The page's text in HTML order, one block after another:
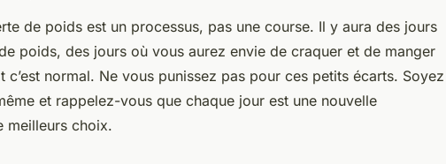
de poids est un processus, pas une course. Il y aura des jours
poids, des jours où vous aurez envie de craquer et de manger
c’est normal. Ne vous punissez pas pour ces petits écarts. Soyez
et rappelez-vous que chaque jour est une nouvelle
meilleurs choix.